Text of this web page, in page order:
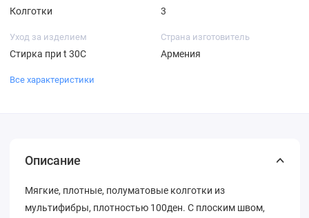
Колготки 3
Уход за изделием
Стирка при t 30С
Страна изготовитель
Армения
Все характеристики
Описание
Мягкие, плотные, полуматовые колготки из
мультифибры, плотностью 100ден. С плоским швом,